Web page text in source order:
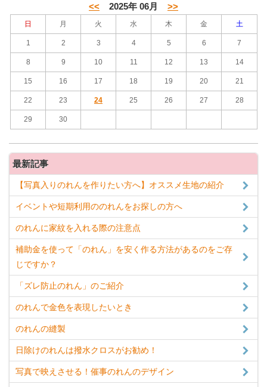
<< 2025年 06月 >>
日 月 火 水 木 金 土
1 2 3 4 5 6 7
8 9 10 11 12 13 14
15 16 17 18 19 20 21
22 23 24 25 26 27 28
29 30
最新記事
【写真入りのれんを作りたい方へ】オススメ生地の紹介
イベントや短期利用ののれんをお探しの方へ
のれんに家紋を入れる際の注意点
補助金を使って「のれん」を安く作る方法があるのをご存
じですか？
「ズレ防止のれん」のご紹介
のれんで金色を表現したいとき
のれんの縫製
日除けのれんは撥水クロスがお勧め！
写真で映えさせる！催事のれんのデザイン